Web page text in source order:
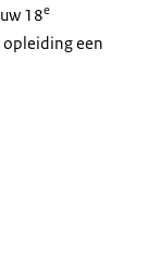
18e
opleiding een